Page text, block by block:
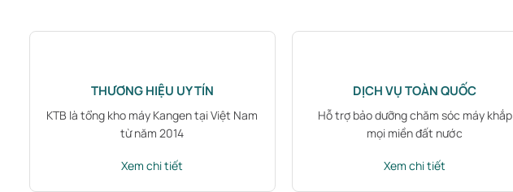
THƯƠNG HIỆU UY TÍN
KTB là tổng kho máy Kangen tại Việt Nam
từ năm 2014
Xem chi tiết
DỊCH VỤ TOÀN QUỐC
Hỗ trợ bảo dưỡng chăm sóc máy khắp
mọi miền đất nước
Xem chi tiết